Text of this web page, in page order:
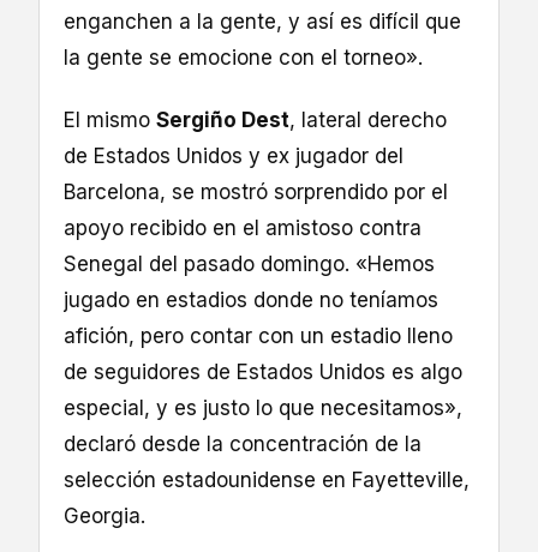
enganchen a la gente, y así es difícil que
la gente se emocione con el torneo».
El mismo Sergiño Dest, lateral derecho
de Estados Unidos y ex jugador del
Barcelona, se mostró sorprendido por el
apoyo recibido en el amistoso contra
Senegal del pasado domingo. «Hemos
jugado en estadios donde no teníamos
afición, pero contar con un estadio lleno
de seguidores de Estados Unidos es algo
especial, y es justo lo que necesitamos»,
declaró desde la concentración de la
selección estadounidense en Fayetteville,
Georgia.